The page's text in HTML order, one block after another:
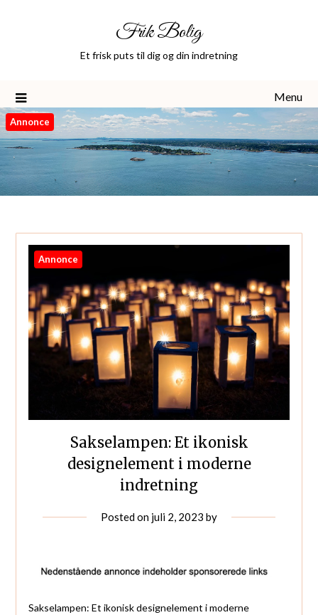
Frik Bolig
Et frisk puts til dig og din indretning
Menu
Annonce
Annonce
Sakselampen: Et ikonisk
designelement i moderne
indretning
Posted on juli 2, 2023 by
Sakselampen: Et ikonisk designelement i moderne